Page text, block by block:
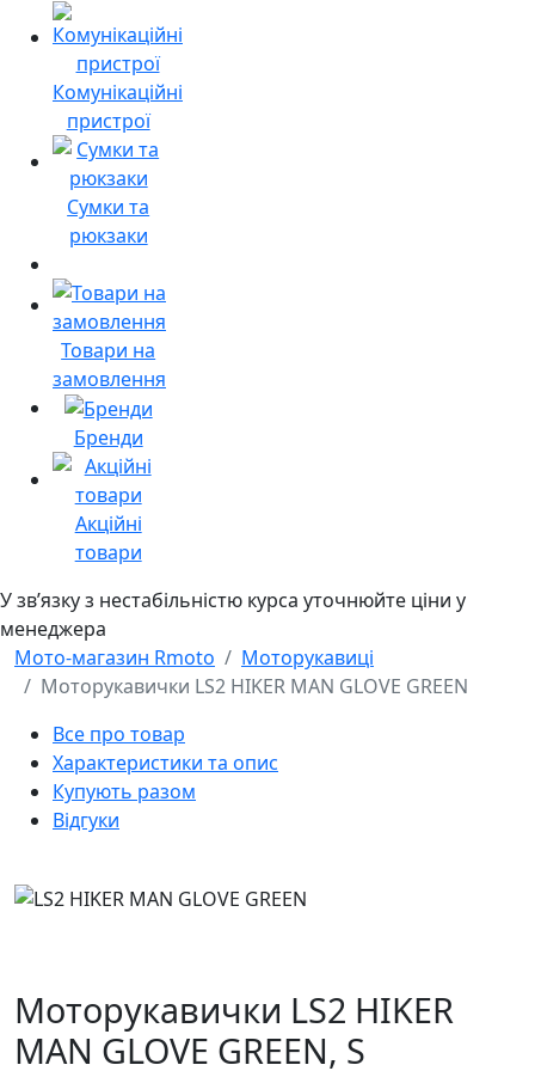
Комунікаційні
пристрої
Сумки та
рюкзаки
Товари на
замовлення
Бренди
Акційні
товари
У звʼязку з нестабільністю курса уточнюйте ціни у
менеджера
Мото-магазин Rmoto
Моторукавиці
Моторукавички LS2 HIKER MAN GLOVE GREEN
Все про товар
Характеристики та опис
Купують разом
Відгуки
Моторукавички LS2 HIKER
MAN GLOVE GREEN, S